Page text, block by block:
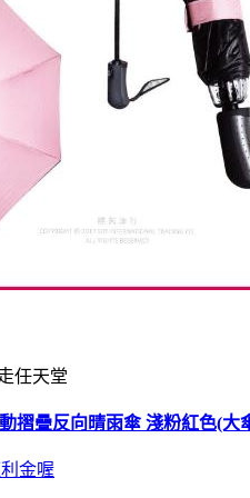
任天堂
摺疊反向晴雨傘 淺粉紅色(大
金喔